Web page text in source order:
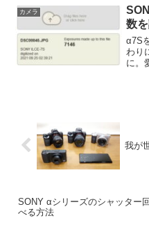
使っ
役立
カメラ
数
α7S
わり
に。
我が
SONY αシリーズのシャッター
べる方法